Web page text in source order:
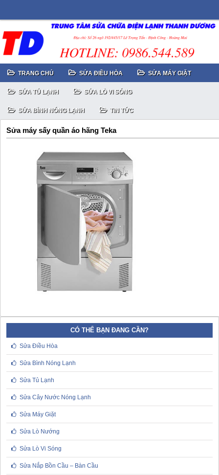
TRANG CHỦ SỬA ĐIỀU HÒA SỬA MÁY GIẶT
SỬA TỦ LẠNH SỬA LÒ VI SÓNG
SỬA BÌNH NÓNG LẠNH TIN TỨC
Sửa máy sấy quần áo hãng Teka
CÓ THỂ BẠN ĐANG CẦN?
Sửa Điều Hòa
Sửa Bình Nóng Lạnh
Sửa Tủ Lạnh
Sửa Cây Nước Nóng Lạnh
Sửa Máy Giặt
Sửa Lò Nướng
Sửa Lò Vi Sóng
Sửa Nắp Bồn Cầu – Bàn Cầu